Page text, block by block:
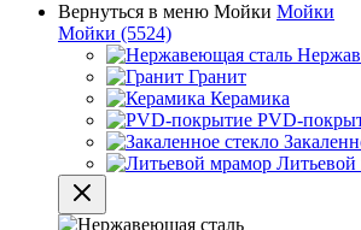
Вернуться в меню Мойки Мойки
Мойки (5524)
Гранит
Керамика
PVD-